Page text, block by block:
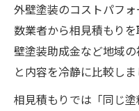
外壁塗装のコストパフ
数業者から相見積もり
壁塗装助成金など地域
と内容を冷静に比較しま
相見積もりでは「同じ